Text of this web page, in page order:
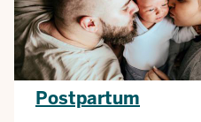
Postpartum